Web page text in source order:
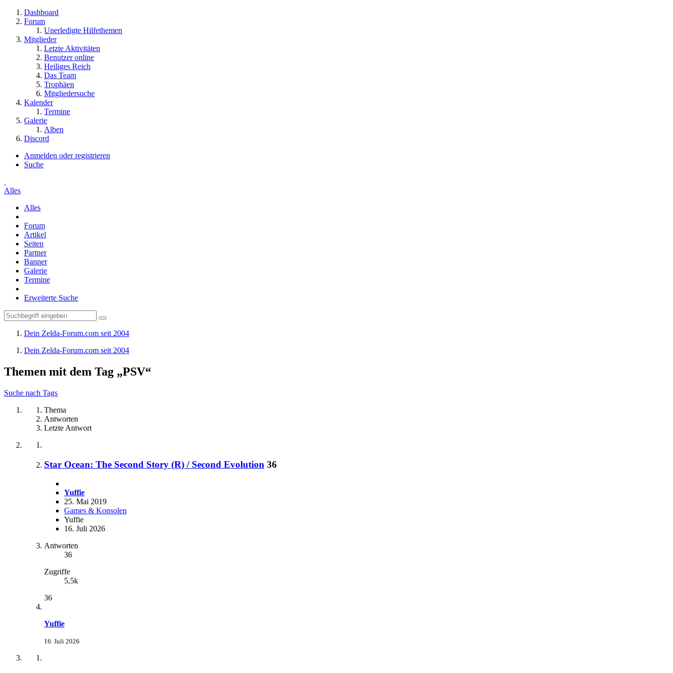
Dashboard
Forum
Unerledigte Hilfethemen
Mitglieder
Letzte Aktivitäten
Benutzer online
Heiliges Reich
Das Team
Trophäen
Mitgliedersuche
Kalender
Termine
Galerie
Alben
Discord
Anmelden oder registrieren
Suche
Alles
Alles
Forum
Artikel
Seiten
Partner
Banner
Galerie
Termine
Erweiterte Suche
Dein Zelda-Forum.com seit 2004
Dein Zelda-Forum.com seit 2004
Themen mit dem Tag „PSV“
Suche nach Tags
Thema
Antworten
Letzte Antwort
Star Ocean: The Second Story (R) / Second Evolution 36
Yuffie
25. Mai 2019
Games & Konsolen
Yuffie
16. Juli 2026
Antworten
36
Zugriffe
5,5k
36
Yuffie
16. Juli 2026